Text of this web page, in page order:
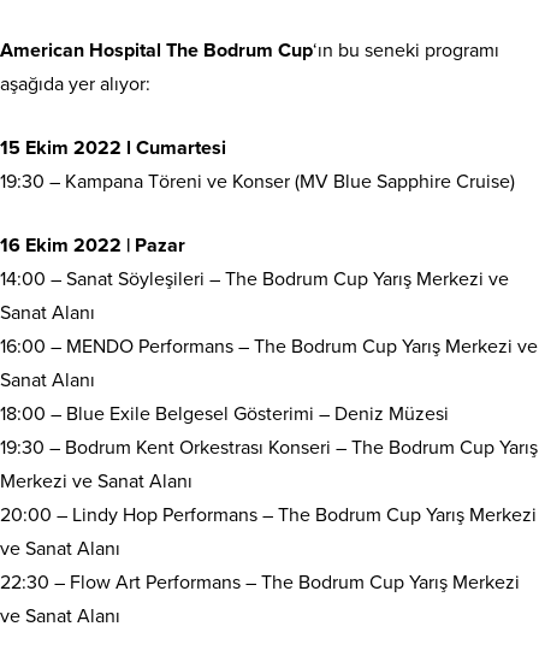
American Hospital The Bodrum Cup‘ın bu seneki programı
aşağıda yer alıyor:
15 Ekim 2022 l Cumartesi
19:30 – Kampana Töreni ve Konser (MV Blue Sapphire Cruise)
16 Ekim 2022 | Pazar
14:00 – Sanat Söyleşileri – The Bodrum Cup Yarış Merkezi ve
Sanat Alanı
16:00 – MENDO Performans – The Bodrum Cup Yarış Merkezi ve
Sanat Alanı
18:00 – Blue Exile Belgesel Gösterimi – Deniz Müzesi
19:30 – Bodrum Kent Orkestrası Konseri – The Bodrum Cup Yarış
Merkezi ve Sanat Alanı
20:00 – Lindy Hop Performans – The Bodrum Cup Yarış Merkezi
ve Sanat Alanı
22:30 – Flow Art Performans – The Bodrum Cup Yarış Merkezi
ve Sanat Alanı